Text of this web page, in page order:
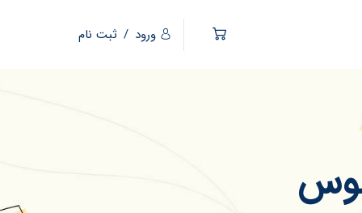
ورود / ثبت نام